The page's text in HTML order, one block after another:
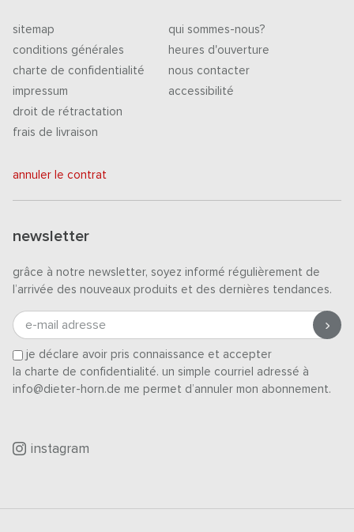
sitemap
conditions générales
charte de confidentialité
impressum
droit de rétractation
frais de livraison
qui sommes-nous?
heures d'ouverture
nous contacter
accessibilité
annuler le contrat
newsletter
grâce à notre newsletter, soyez informé régulièrement de
l’arrivée des nouveaux produits et des dernières tendances.
e-mail adresse
je déclare avoir pris connaissance et accepter
la charte de confidentialité. un simple courriel adressé à
info@dieter-horn.de me permet d’annuler mon abonnement.
instagram